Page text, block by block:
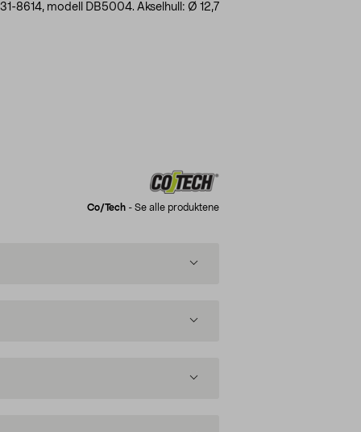
8614, modell DB5004. Akselhull: Ø 12,7
Co/tech - Se alle produktene